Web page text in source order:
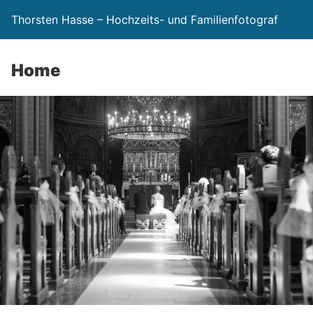
Thorsten Hasse – Hochzeits- und Familienfotograf
Home